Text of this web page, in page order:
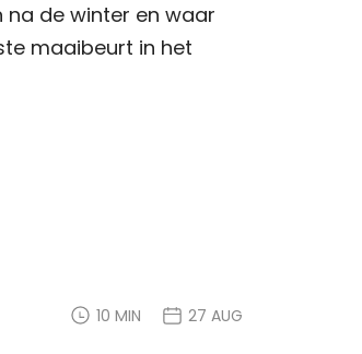
de winter en waar
maaibeurt in het
10 MIN 27 AUG